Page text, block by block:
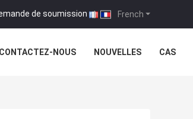
French
de soumission |
CONTACTEZ-NOUS NOUVELLES CAS